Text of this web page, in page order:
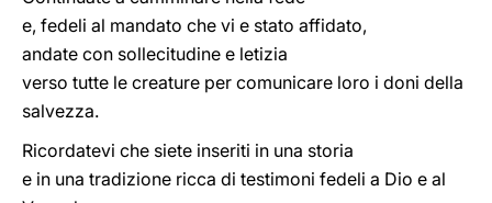
e, fedeli al mandato che vi e stato affidato,
andate con sollecitudine e letizia
verso tutte le creature per comunicare loro i doni della
salvezza.
Ricordatevi che siete inseriti in una storia
e in una tradizione ricca di testimoni fedeli a Dio e al